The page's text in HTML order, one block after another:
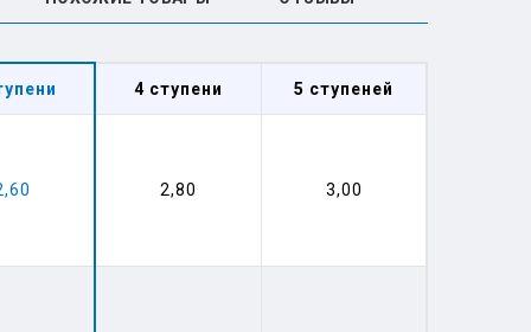
4 ступени 5 ступеней
2,80 3,00